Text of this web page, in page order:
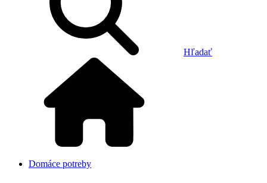
Hľadať
Domáce potreby